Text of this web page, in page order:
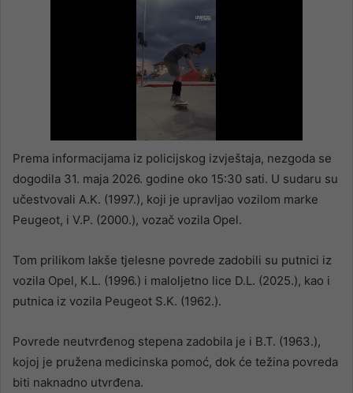
Prema informacijama iz policijskog izvještaja, nezgoda se
dogodila 31. maja 2026. godine oko 15:30 sati. U sudaru su
učestvovali A.K. (1997.), koji je upravljao vozilom marke
Peugeot, i V.P. (2000.), vozač vozila Opel.
Tom prilikom lakše tjelesne povrede zadobili su putnici iz
vozila Opel, K.L. (1996.) i maloljetno lice D.L. (2025.), kao i
putnica iz vozila Peugeot S.K. (1962.).
Povrede neutvrđenog stepena zadobila je i B.T. (1963.),
kojoj je pružena medicinska pomoć, dok će težina povreda
biti naknadno utvrđena.